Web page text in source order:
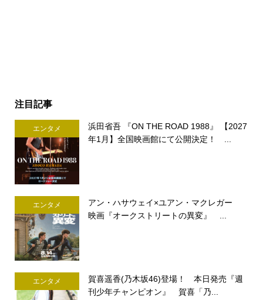
注目記事
エンタメ
浜田省吾 『ON THE ROAD 1988』 【2027
年1月】全国映画館にて公開決定！ ...
エンタメ
アン・ハサウェイ×ユアン・マクレガー
映画『オークストリートの異変』 ...
エンタメ
賀喜遥香(乃木坂46)登場！ 本日発売『週
刊少年チャンピオン』 賀喜「乃...